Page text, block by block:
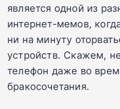
является одной из
интернет-мемов,
ни на минуту
устройств. Скажем,
телефон даже во
бракосочетания.